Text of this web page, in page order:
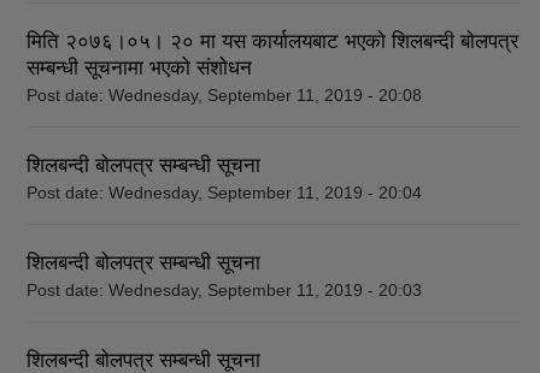
मिति २०७६।०५। २० मा यस कार्यालयबाट भएको शिलबन्दी बाेलपत्र
सम्बन्धी सूचनामा भएको संशाेधन
Post date: Wednesday, September 11, 2019 - 20:08
शिलबन्दी बाेलपत्र सम्बन्धी सूचना
Post date: Wednesday, September 11, 2019 - 20:04
शिलबन्दी बाेलपत्र सम्बन्धी सूचना
Post date: Wednesday, September 11, 2019 - 20:03
शिलबन्दी बाेलपत्र सम्बन्धी सूचना